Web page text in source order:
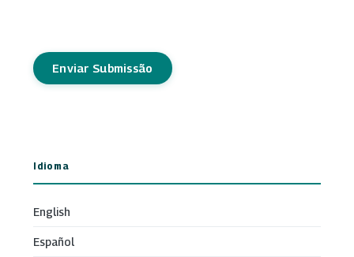
Enviar Submissão
Idioma
English
Español